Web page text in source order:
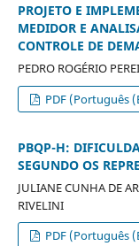
PROJETO E
MEDIDOR E
CONTROLE DE
PEDRO ROGÉRIO
PDF (Português
PBQP-H:
SEGUNDO OS
JULIANE CUNHA DE
RIVELINI
PDF (Português